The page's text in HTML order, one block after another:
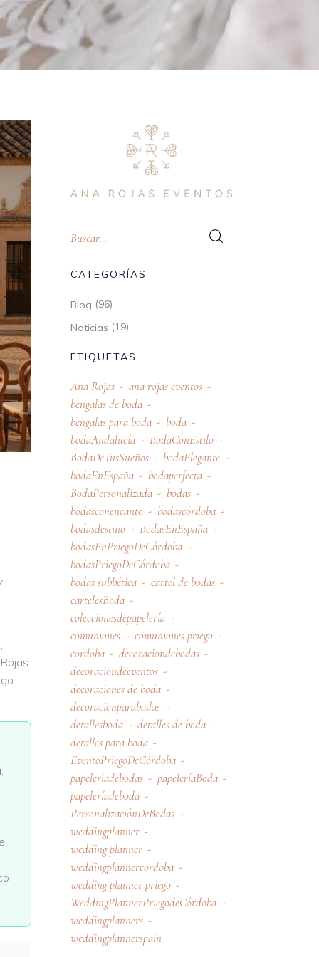
Tarjeta de Datos Boda
Tarjetas Informativas de Boda
CATEGORÍAS
Blog (96)
Noticias (19)
ETIQUETAS
Ana Rojas
ana rojas eventos
bengalas de boda
bengalas para boda
boda
bodaAndalucía
BodaConEstilo
BodaDeTusSueños
bodaElegante
bodaEnEspaña
bodaperfecta
BodaPersonalizada
bodas
bodasconencanto
bodascórdoba
bodasdestino
BodasEnEspaña
bodasEnPriegoDeCórdoba
bodasPriegoDeCórdoba
bodas subbética
cartel de bodas
cartelesBoda
coleccionesdepapelería
comuniones
comuniones priego
cordoba
decoraciondebodas
decoraciondeeventos
decoraciones de boda
decoracionparabodas
detallesboda
detalles de boda
detalles para boda
EventoPriegoDeCórdoba
papeleriadebodas
papeleríaBoda
papeleríadeboda
PersonalizaciónDeBodas
weddingplanner
wedding planner
weddingplannercordoba
wedding planner priego
WeddingPlannerPriegodeCórdoba
weddingplanners
weddingplannerspain